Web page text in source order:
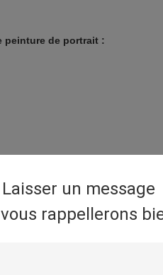
Laisser un message
rappellerons
peinture de portrait :
l'huile faite sur commande de